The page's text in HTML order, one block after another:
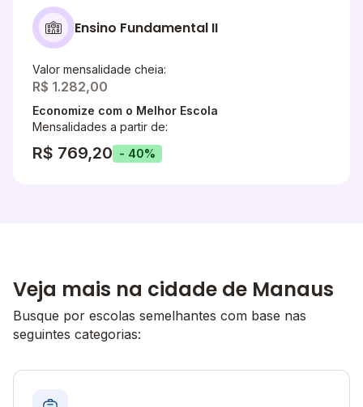
Ensino Fundamental II
Valor mensalidade cheia:
R$ 1.282,00
Economize com o Melhor Escola
Mensalidades a partir de:
R$ 769,20 - 40%
Veja mais na cidade de Manaus
Busque por escolas semelhantes com base nas
seguintes categorias: